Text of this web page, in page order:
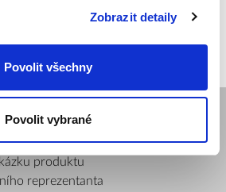
Zobrazit detaily
Povolit všechny
Povolit vybrané
produktu
reprezentanta